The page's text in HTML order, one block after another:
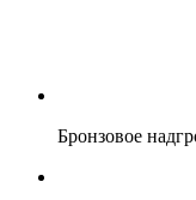
Бронзовое